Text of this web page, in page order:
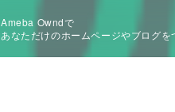
Ameba Owndで
あなただけのホームページやブログを